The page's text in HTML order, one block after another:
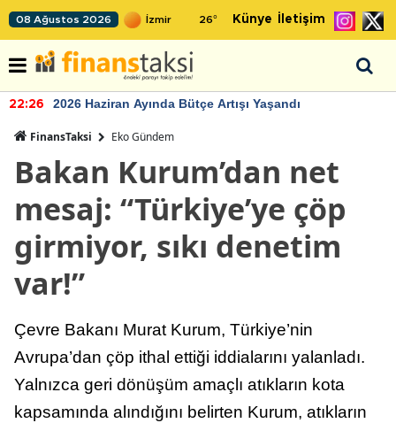
08 Ağustos 2026 26° Künye İletişim
22:26 2026 Haziran Ayında Bütçe Artışı Yaşandı
FinansTaksi Eko Gündem
Bakan Kurum’dan net
mesaj: “Türkiye’ye çöp
girmiyor, sıkı denetim
var!”
Çevre Bakanı Murat Kurum, Türkiye’nin
Avrupa’dan çöp ithal ettiği iddialarını yalanladı.
Yalnızca geri dönüşüm amaçlı atıkların kota
kapsamında alındığını belirten Kurum, atıkların